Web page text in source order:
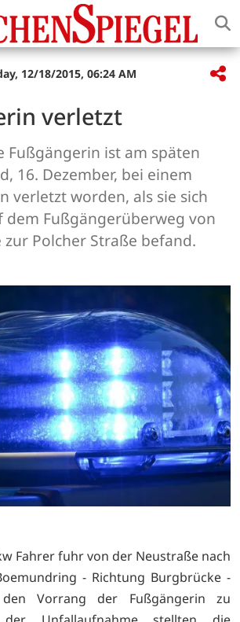
12/18/2015, 06:24 AM
verletzt
Fußgängerin ist am späten
16. Dezember, bei einem
verletzt worden, als sie sich
dem Fußgängerüberweg von
Polcher Straße befand.
Fahrer fuhr von der Neustraße nach
- Richtung Burgbrücke -
Vorrang der Fußgängerin zu